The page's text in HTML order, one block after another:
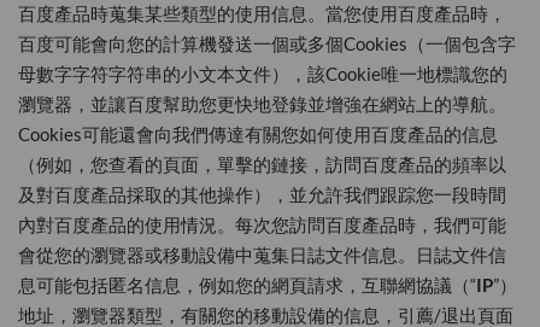
百度產品時蒐集某些類型的使用信息。當您使用百度產品時，
百度可能會向您的計算機發送一個或多個Cookies（一個包含字
母數字字符字符串的小文本文件），該Cookie唯一地標識您的
瀏覽器，並讓百度幫助您更快地登錄並增強在網站上的導航。
Cookies可能還會向我們傳達有關您如何使用百度產品的信息
（例如，您查看的頁面，單擊的鏈接，訪問百度產品的頻率以
及對百度產品採取的其他操作），並允許我們跟踪您一段時間
內對百度產品的使用情況。每次您訪問百度產品時，我們可能
會從您的瀏覽器或移動設備中蒐集日誌文件信息。日誌文件信
息可能包括匿名信息，例如您的網頁請求，互聯網協議（“IP”）
地址，瀏覽器類型，有關您的移動設備的信息，引薦/退出頁面